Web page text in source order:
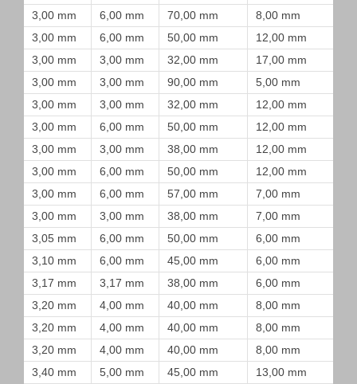
3,00 mm
6,00 mm 70,00 mm
8,00 mm
3,00 mm
6,00 mm 50,00 mm
12,00 mm
3,00 mm
3,00 mm 32,00 mm
17,00 mm
3,00 mm
3,00 mm 90,00 mm
5,00 mm
3,00 mm
3,00 mm 32,00 mm
12,00 mm
3,00 mm
6,00 mm 50,00 mm
12,00 mm
3,00 mm
3,00 mm 38,00 mm
12,00 mm
3,00 mm
6,00 mm 50,00 mm
12,00 mm
3,00 mm
6,00 mm 57,00 mm
7,00 mm
3,00 mm
3,00 mm 38,00 mm
7,00 mm
3,05 mm
6,00 mm 50,00 mm
6,00 mm
3,10 mm
6,00 mm 45,00 mm
6,00 mm
3,17 mm
3,17 mm 38,00 mm
6,00 mm
3,20 mm
4,00 mm 40,00 mm
8,00 mm
3,20 mm
4,00 mm 40,00 mm
8,00 mm
3,20 mm
4,00 mm 40,00 mm
8,00 mm
3,40 mm
5,00 mm 45,00 mm 13,00 mm